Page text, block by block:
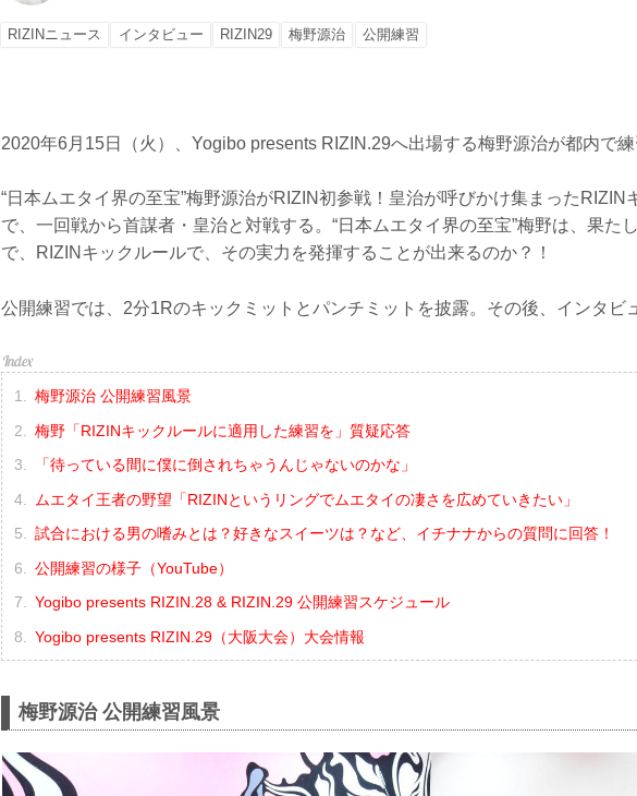
RIZINニュース インタビュー RIZIN29 梅野源治 公開練習
2020年6月15日（火）、Yogibo presents RIZIN.29へ出場する梅野源治が都内で
“日本ムエタイ界の至宝”梅野源治がRIZIN初参戦！皇治が呼びかけ集まったRIZIN
で、一回戦から首謀者・皇治と対戦する。“日本ムエタイ界の至宝”梅野は、果た
で、RIZINキックルールで、その実力を発揮することが出来るのか？！
公開練習では、2分1Rのキックミットとパンチミットを披露。その後、インタビ
梅野源治 公開練習風景
梅野「RIZINキックルールに適用した練習を」質疑応答
「待っている間に僕に倒されちゃうんじゃないのかな」
ムエタイ王者の野望「RIZINというリングでムエタイの凄さを広めていきたい」
試合における男の嗜みとは？好きなスイーツは？など、イチナナからの質問に回答！
公開練習の様子（YouTube）
Yogibo presents RIZIN.28 & RIZIN.29 公開練習スケジュール
Yogibo presents RIZIN.29（大阪大会）大会情報
梅野源治 公開練習風景